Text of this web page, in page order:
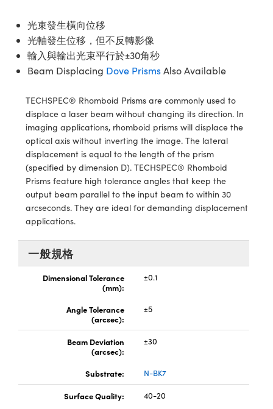
| 紅外線光學產品
| 光纖
| 超快光學
Sputtering) Coated Optics |
濺鍍）鍍膜光學元件
Elements (DOE) | 繞射光
Isolators | 晶體和隔離器
| 雷射偏光片
Cameras
Lighting |顯微鏡照明
Systems| 體視顯微鏡系統
Filters | 顯微鏡濾光片
Lenses | 變焦鏡頭模組
Targets | 顯微鏡標靶
Stage Micrometers | 刻劃板或
Mechanics | 顯微鏡用結構件
and Couplers | 中繼鏡或耦合鏡
| Pixelink 相機
and Optomechanics |
Interface Cameras | 高速接口相
| 模擬相機
| 成像系統
Components | 主動光學元件
and Detection
| 雷射防護
性裝置
Production
Processing
Tomography
Development Systems
Optical Company
and Production | 清倉實驗室
and Production | 重新認證實
用品
光束發生橫向位移
光軸發生位移，但不反轉影像
輸入與輸出光束平行於±30角秒
Beam Displacing Dove PrismsAlso Available
TECHSPEC® Rhomboid Prisms are commonly used to
displace a laser beam without changing its direction. In
imaging applications, rhomboid prisms will displace the
optical axis without inverting the image. The lateral
displacement is equal to the length of the prism
(specified by dimension D). TECHSPEC® Rhomboid
Prisms feature high tolerance angles that keep the
output beam parallel to the input beam to within 30
arcseconds. They are ideal for demanding displacement
applications.
一般規格
Dimensional Tolerance
(mm):
±0.1
Angle Tolerance
(arcsec):
±5
Beam Deviation
(arcsec):
±30
Substrate: N-BK7
Surface Quality:
40-20